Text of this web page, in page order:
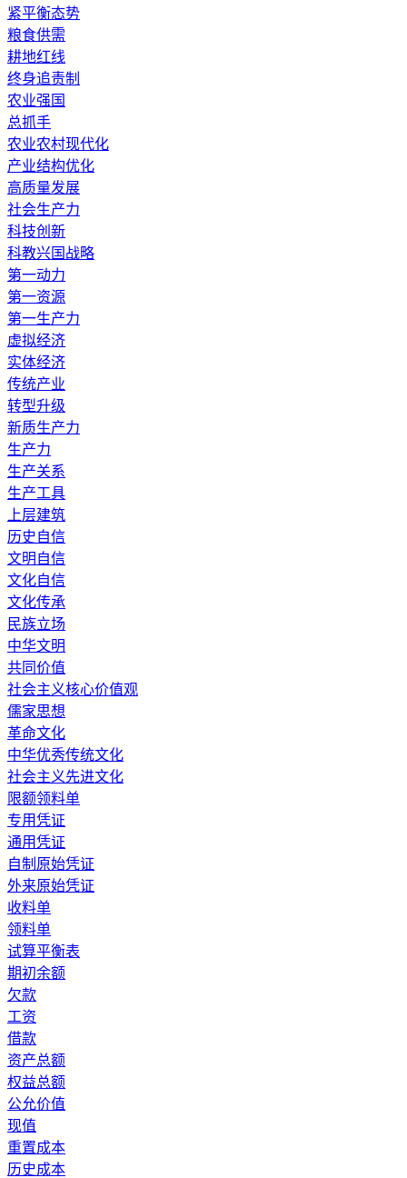
紧平衡态势
粮食供需
耕地红线
终身追责制
农业强国
总抓手
农业农村现代化
产业结构优化
高质量发展
社会生产力
科技创新
科教兴国战略
第一动力
第一资源
第一生产力
虚拟经济
实体经济
传统产业
转型升级
新质生产力
生产力
生产关系
生产工具
上层建筑
历史自信
文明自信
文化自信
文化传承
民族立场
中华文明
共同价值
社会主义核心价值观
儒家思想
革命文化
中华优秀传统文化
社会主义先进文化
限额领料单
专用凭证
通用凭证
自制原始凭证
外来原始凭证
收料单
领料单
试算平衡表
期初余额
欠款
工资
借款
资产总额
权益总额
公允价值
现值
重置成本
历史成本